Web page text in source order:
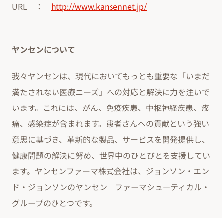
URL ： http://www.kansennet.jp/
ヤンセンについて
我々ヤンセンは、現代においてもっとも重要な「いまだ
満たされない医療ニーズ」への対応と解決に力を注いで
います。これには、がん、免疫疾患、中枢神経疾患、疼
痛、感染症が含まれます。患者さんへの貢献という強い
意思に基づき、革新的な製品、サービスを開発提供し、
健康問題の解決に努め、世界中のひとびとを支援してい
ます。ヤンセンファーマ株式会社は、ジョンソン・エン
ド・ジョンソンのヤンセン ファーマシュ―ティカル・
グループのひとつです。